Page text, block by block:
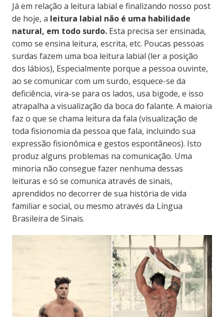
Já em relação a leitura labial e finalizando nosso post
de hoje, a leitura labial não é uma habilidade
natural, em todo surdo.Esta precisa ser ensinada,
como se ensina leitura, escrita, etc. Poucas pessoas
surdas fazem uma boa leitura labial (ler a posição
dos lábios), Especialmente porque a pessoa ouvinte,
ao se comunicar com um surdo, esquece-se da
deficiência, vira-se para os lados, usa bigode, e isso
atrapalha a visualização da boca do falante. A maioria
faz o que se chama leitura da fala (visualização de
toda fisionomia da pessoa que fala, incluindo sua
expressão fisionômica e gestos espontâneos). Isto
produz alguns problemas na comunicação. Uma
minoria não consegue fazer nenhuma dessas
leituras e só se comunica através de sinais,
aprendidos no decorrer de sua história de vida
familiar e social, ou mesmo através da Língua
Brasileira de Sinais.